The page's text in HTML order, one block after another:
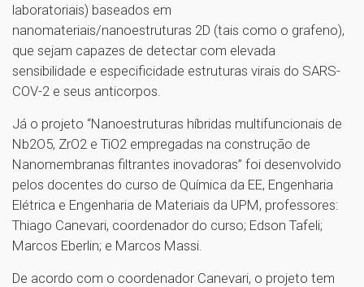
laboratoriais) baseados em
nanomateriais/nanoestruturas 2D (tais como o grafeno),
que sejam capazes de detectar com elevada
sensibilidade e especificidade estruturas virais do SARS-
COV-2 e seus anticorpos.
Já o projeto “Nanoestruturas híbridas multifuncionais de
Nb2O5, ZrO2 e TiO2 empregadas na construção de
Nanomembranas filtrantes inovadoras” foi desenvolvido
pelos docentes do curso de Química da EE, Engenharia
Elétrica e Engenharia de Materiais da UPM, professores:
Thiago Canevari, coordenador do curso; Edson Tafeli;
Marcos Eberlin; e Marcos Massi.
De acordo com o coordenador Canevari, o projeto tem